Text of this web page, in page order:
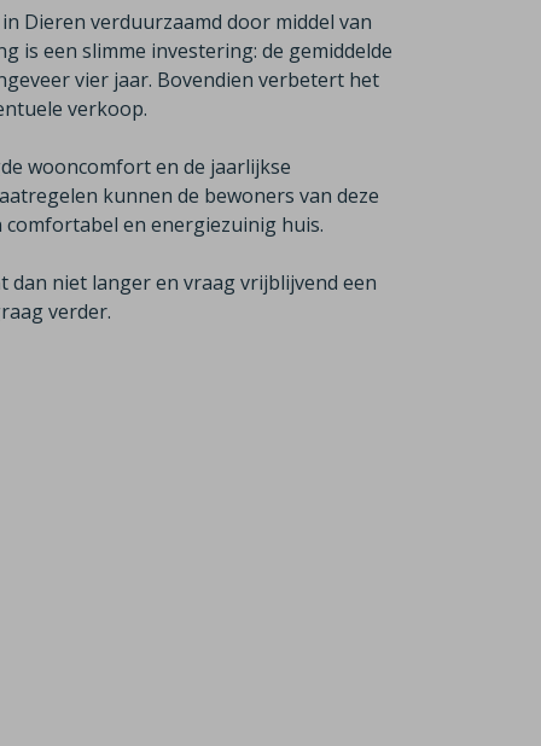
Dieren verduurzaamd door middel van
is een slimme investering: de gemiddelde
vier jaar. Bovendien verbetert het
verkoop.
wooncomfort en de jaarlijkse
kunnen de bewoners van deze
en energiezuinig huis.
dan niet langer en vraag vrijblijvend een
verder.